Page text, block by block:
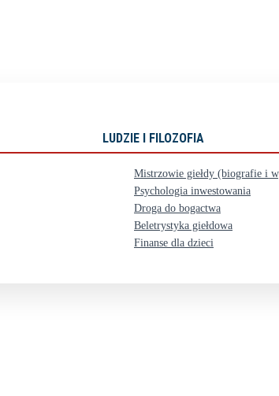
LUDZIE I FILOZOFIA
Mistrzowie giełdy (biografie i
Psychologia inwestowania
Droga do bogactwa
Beletrystyka giełdowa
Finanse dla dzieci